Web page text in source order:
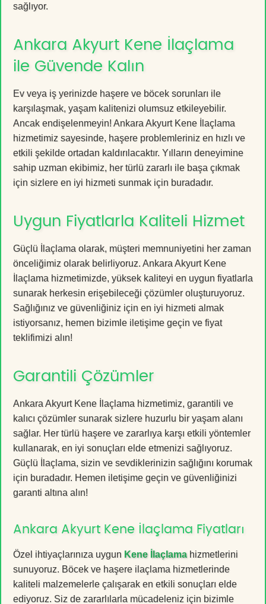
sağlıyor.
Ankara Akyurt Kene İlaçlama
ile Güvende Kalın
Ev veya iş yerinizde haşere ve böcek sorunları ile
karşılaşmak, yaşam kalitenizi olumsuz etkileyebilir.
Ancak endişelenmeyin! Ankara Akyurt Kene İlaçlama
hizmetimiz sayesinde, haşere problemleriniz en hızlı ve
etkili şekilde ortadan kaldırılacaktır. Yılların deneyimine
sahip uzman ekibimiz, her türlü zararlı ile başa çıkmak
için sizlere en iyi hizmeti sunmak için buradadır.
Uygun Fiyatlarla Kaliteli Hizmet
Güçlü İlaçlama olarak, müşteri memnuniyetini her zaman
önceliğimiz olarak belirliyoruz. Ankara Akyurt Kene
İlaçlama hizmetimizde, yüksek kaliteyi en uygun fiyatlarla
sunarak herkesin erişebileceği çözümler oluşturuyoruz.
Sağlığınız ve güvenliğiniz için en iyi hizmeti almak
istiyorsanız, hemen bizimle iletişime geçin ve fiyat
teklifimizi alın!
Garantili Çözümler
Ankara Akyurt Kene İlaçlama hizmetimiz, garantili ve
kalıcı çözümler sunarak sizlere huzurlu bir yaşam alanı
sağlar. Her türlü haşere ve zararlıya karşı etkili yöntemler
kullanarak, en iyi sonuçları elde etmenizi sağlıyoruz.
Güçlü İlaçlama, sizin ve sevdiklerinizin sağlığını korumak
için buradadır. Hemen iletişime geçin ve güvenliğinizi
garanti altına alın!
Ankara Akyurt Kene İlaçlama Fiyatları
Özel ihtiyaçlarınıza uygun Kene İlaçlamahizmetlerini
sunuyoruz. Böcek ve haşere ilaçlama hizmetlerinde
kaliteli malzemelerle çalışarak en etkili sonuçları elde
ediyoruz. Siz de zararlılarla mücadeleniz için bizimle